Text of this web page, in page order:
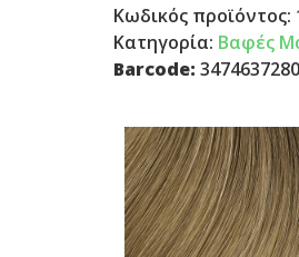
Κωδικός προϊόντος:
Κατηγορία: Βαφές
Barcode: